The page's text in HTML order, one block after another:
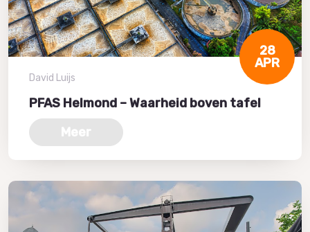
28
APR
David Luijs
PFAS Helmond – Waarheid boven tafel
Meer